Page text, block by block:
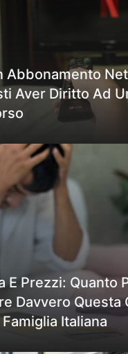
Abbonamento
Aver Diritto Ad
E Prezzi: Quanto
Davvero Questa
Italiana